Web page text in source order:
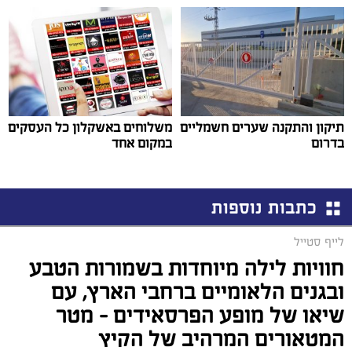
תיקון והתקנה שערים חשמליים
בדרום
משלוחים באשקלון כל העסקים
במקום אחד
כתבות נוספות
לייף סטייל
חוויות לילה מיוחדות בשמורות הטבע
ובגנים הלאומיים ברחבי הארץ, עם
שיאו של מופע הפרסאידים - מטר
המטאורים המרהיב של הקיץ